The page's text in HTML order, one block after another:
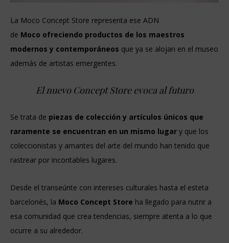
La Moco Concept Store representa ese ADN
de Moco ofreciendo productos de los maestros
modernos y contemporáneos que ya se alojan en el museo
además de artistas emergentes.
El nuevo Concept Store evoca al futuro
Se trata de piezas de colección y artículos únicos que
raramente se encuentran en un mismo lugar y que los
coleccionistas y amantes del arte del mundo han tenido que
rastrear por incontables lugares.
Desde el transeúnte con intereses culturales hasta el esteta
barcelonés, la Moco Concept Store ha llegado para nutrir a
esa comunidad que crea tendencias, siempre atenta a lo que
ocurre a su alrededor.